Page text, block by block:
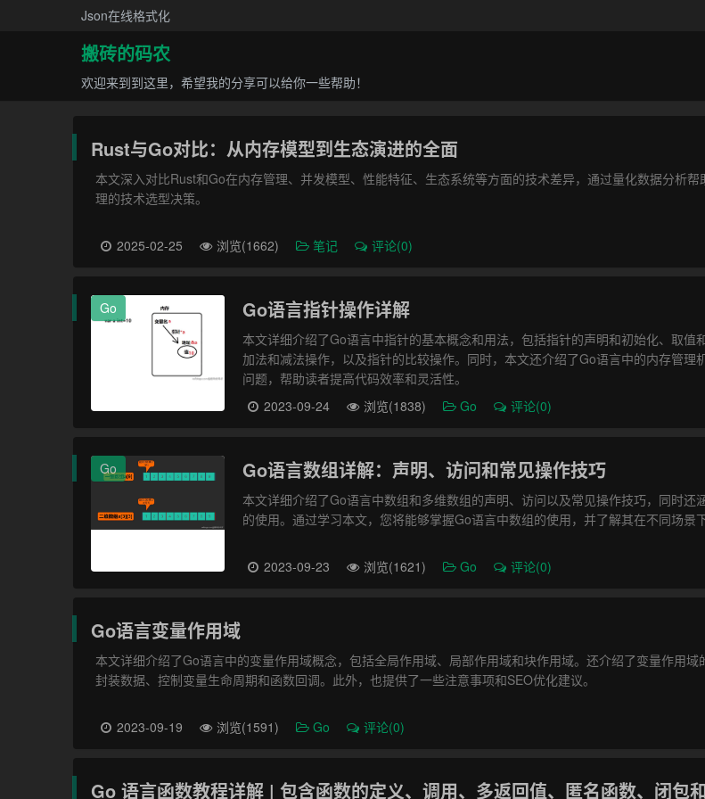
Json在线格式化
搬砖的码农
欢迎来到到这里，希望我的分享可以给你一些帮助！
Rust与Go对比：从内存模型到生态演进的全面
本文深入对比Rust和Go在内存管理、并发模型、性能特征、生态系统等方面的技术差异，通过量化数据分析帮
理的技术选型决策。
2025-02-25 浏览(1662) 笔记 评论(0)
Go Go语言指针操作详解
本文详细介绍了Go语言中指针的基本概念和用法，包括指针的声明和初始化、取值
加法和减法操作，以及指针的比较操作。同时，本文还介绍了Go语言中的内存管理
问题，帮助读者提高代码效率和灵活性。
2023-09-24
浏览(1838) Go 评论(0)
Go Go语言数组详解：声明、访问和常见操作技巧
本文详细介绍了Go语言中数组和多维数组的声明、访问以及常见操作技巧，同时还
的使用。通过学习本文，您将能够掌握Go语言中数组的使用，并了解其在不同场景
2023-09-23 浏览(1621) Go 评论(0)
Go语言变量作用域
本文详细介绍了Go语言中的变量作用域概念，包括全局作用域、局部作用域和块作用域。还介绍了变量作用域
封装数据、控制变量生命周期和函数回调。此外，也提供了一些注意事项和SEO优化建议。
2023-09-19 浏览(1591) Go 评论(0)